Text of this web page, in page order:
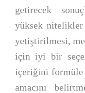
getirecek
yüksek nitelikler
yetiştirilmesi,
için iyi bir
içeriğini formüle
amacını